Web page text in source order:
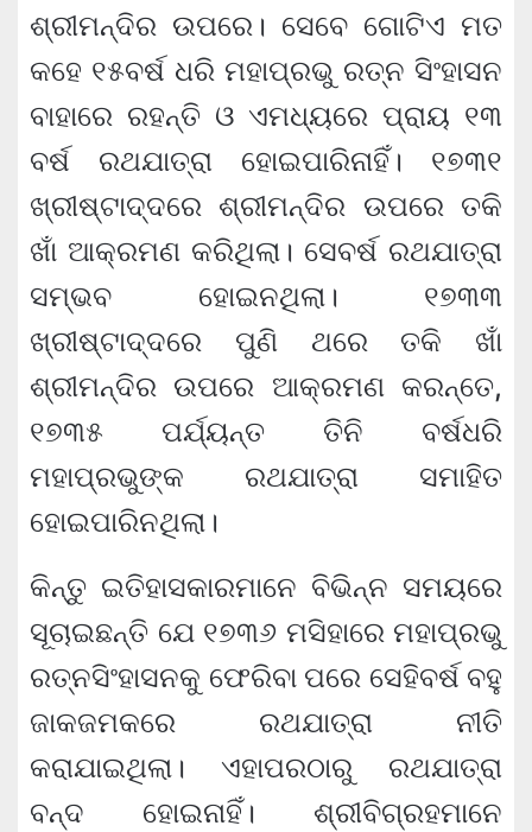
ଶ୍ରୀମନ୍ଦିର ଉପରେ। ସେବେ ଗୋଟିଏ ମତ
କହେ ୧୫ବର୍ଷ ଧରି ମହାପ୍ରଭୁ ରତ୍ନ ସିଂହାସନ
ବାହାରେ ରହନ୍ତି ଓ ଏମଧ୍ୟରେ ପ୍ରାୟ ୧୩
ବର୍ଷ ରଥଯାତ୍ରା ହୋଇପାରିନାହିଁ। ୧୭୩୧
ଖ୍ରୀଷ୍ଟାଦ୍ଦରେ ଶ୍ରୀମନ୍ଦିର ଉପରେ ତକି
ଖାଁ ଆକ୍ରମଣ କରିଥିଲା। ସେବର୍ଷ ରଥଯାତ୍ରା
ସମ୍ଭବ ହୋଇନଥିଲା। ୧୭୩୩
ଖ୍ରୀଷ୍ଟାଦ୍ଦରେ ପୁଣି ଥରେ ତକି ଖାଁ
ଶ୍ରୀମନ୍ଦିର ଉପରେ ଆକ୍ରମଣ କରନ୍ତେ,
୧୭୩୫ ପର୍ଯ୍ୟନ୍ତ ତିନି ବର୍ଷଧରି
ମହାପ୍ରଭୁଙ୍କ ରଥଯାତ୍ରା ସମାହିତ
ହୋଇପାରିନଥିଲା।
କିନ୍ତୁ ଇତିହାସକାରମାନେ ବିଭିନ୍ନ ସମୟରେ
ସୂଚାଇଛନ୍ତି ଯେ ୧୭୩୬ ମସିହାରେ ମହାପ୍ରଭୁ
ରତ୍ନସିଂହାସନକୁ ଫେରିବା ପରେ ସେହିବର୍ଷ ବହୁ
ଜାକଜମକରେ ରଥଯାତ୍ରା ନୀତି
କରାଯାଇଥିଲା। ଏହାପରଠାରୁ ରଥଯାତ୍ରା
ବନ୍ଦ ହୋଇନାହିଁ। ଶ୍ରୀବିଗ୍ରହମାନେ